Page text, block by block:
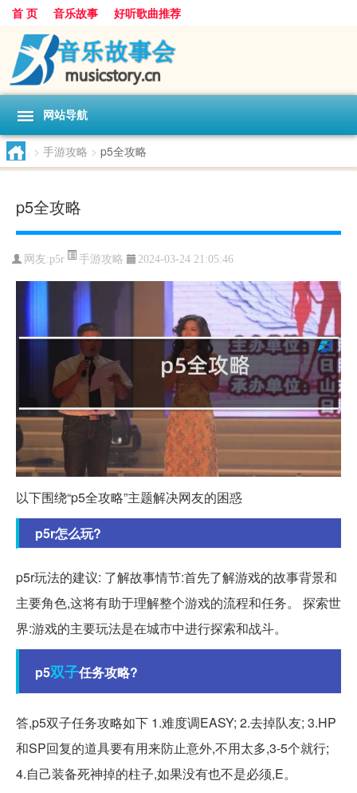
首 页 音乐故事 好听歌曲推荐
网站导航
> 手游攻略 > p5全攻略
p5全攻略
网友:p5r 手游攻略 2024-03-24 21:05:46
以下围绕“p5全攻略”主题解决网友的困惑
p5r怎么玩?
p5r玩法的建议: 了解故事情节:首先了解游戏的故事背景和
主要角色,这将有助于理解整个游戏的流程和任务。 探索世
界:游戏的主要玩法是在城市中进行探索和战斗。
p5双子任务攻略?
答,p5双子任务攻略如下 1.难度调EASY; 2.去掉队友; 3.HP
和SP回复的道具要有用来防止意外,不用太多,3-5个就行;
4.自己装备死神掉的柱子,如果没有也不是必须,E。